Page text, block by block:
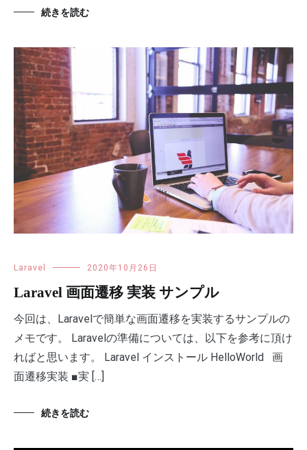
続きを読む
Laravel 2020年10月26日
Laravel 画面遷移 実装 サンプル
今回は、Laravelで簡単な画面遷移を実装するサンプルの
メモです。 Laravelの準備については、以下を参考に頂け
ればと思います。 Laravel インストール HelloWorld 画
面遷移実装 ■実 […]
続きを読む